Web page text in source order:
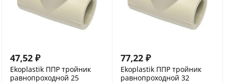
47,52 ₽
Ekoplastik ППР тройник
равнопроходной 25
77,22 ₽
Ekoplastik ППР тройник
равнопроходной 32